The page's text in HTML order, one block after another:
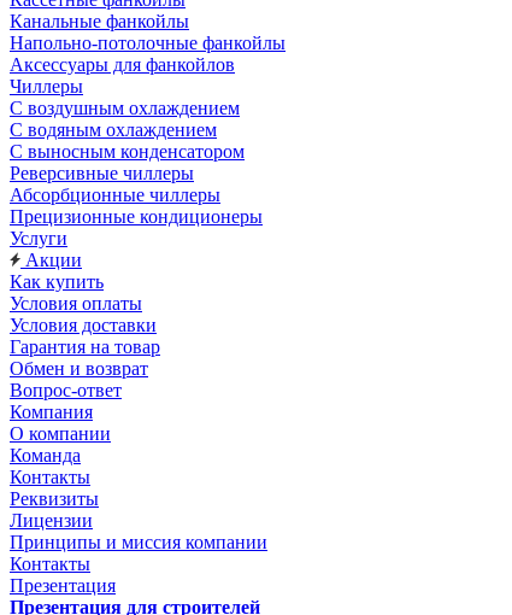
Канальные фанкойлы
Напольно-потолочные фанкойлы
Аксессуары для фанкойлов
Чиллеры
С воздушным охлаждением
С водяным охлаждением
С выносным конденсатором
Реверсивные чиллеры
Абсорбционные чиллеры
Прецизионные кондиционеры
Услуги
Акции
Как купить
Условия оплаты
Условия доставки
Гарантия на товар
Обмен и возврат
Вопрос-ответ
Компания
О компании
Команда
Контакты
Реквизиты
Лицензии
Принципы и миссия компании
Контакты
Презентация
Презентация для строителей